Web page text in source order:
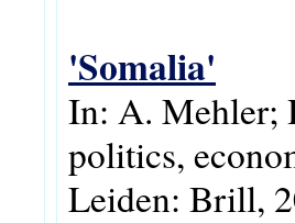
'Somalia'
In: A. Mehler;
politics,
Leiden: Brill,